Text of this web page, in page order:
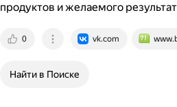
продуктов и желаемого
0 vk.com
Найти в Поиске